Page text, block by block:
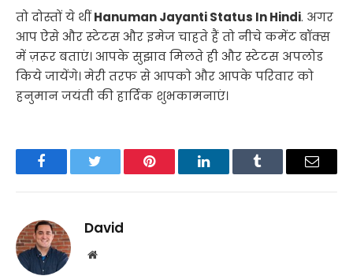
तो दोस्तों ये थींHanuman Jayanti Status In Hindi. अगर
आप ऐसे और स्टेटस और इमेज चाहते हैं तो नीचे कमेंट बॉक्स
में ज़रूर बताएं। आपके सुझाव मिलते ही और स्टेटस अपलोड
किये जायेंगे। मेरी तरफ से आपको और आपके परिवार को
हनुमान जयंती की हार्दिक शुभकामनाएं।
FacebookTwitter Pinterest LinkedInTumblr Email
David
Website